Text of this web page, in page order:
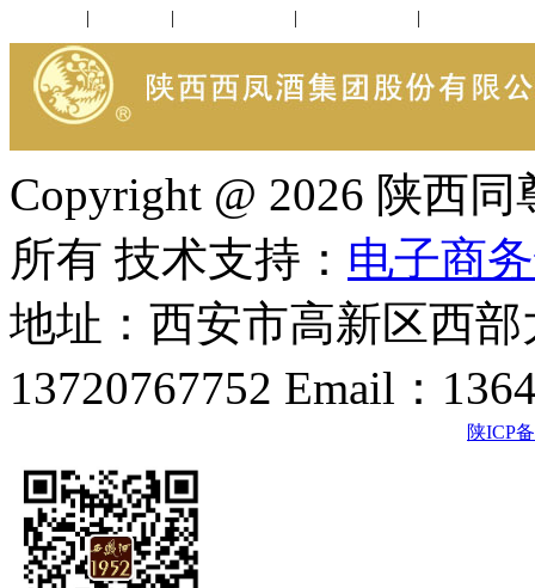
| | | |
Copyright @ 2026 陕西
所有 技术支持： 电子商
地址：西安市高新区西
13720767752 Email：
陕ICP